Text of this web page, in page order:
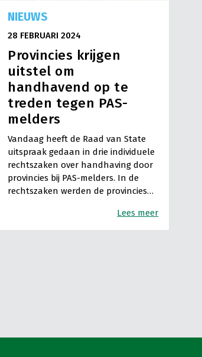
NIEUWS
28 FEBRUARI 2024
Provincies krijgen
uitstel om
handhavend op te
treden tegen PAS-
melders
Vandaag heeft de Raad van State
uitspraak gedaan in drie individuele
rechtszaken over handhaving door
provincies bij PAS-melders. In de
rechtszaken werden de provincies…
Lees meer